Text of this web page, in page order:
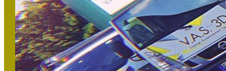
nous remercie pour cette intervention
d'urgence . Pour toutes interventions
urgentes de dégorgement de réseau eau
usée ou eau pluviale, notre service d'astreinte
est ouvert 7j/7 24h/24 au 09.81.21.22.30. Vous
pouvez également nous contacter pour un